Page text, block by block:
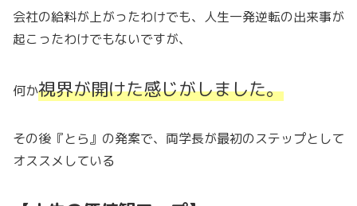
会社の給料が上がったわけでも、人生一発逆転の出来事が
起こったわけでもないですが、
何か視界が開けた感じがしました。
その後『とら』の発案で、両学長が最初のステップとして
オススメしている